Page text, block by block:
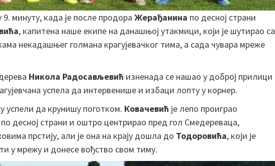
минуту, када је после продора Жерађанина по десној страни
, капитена наше екипе на данашњој утакмици, који је шутирао са
некадашњег голмана крагујевачког тима, а сада чувара мреже
Никола Радосављевић изненада се нашао у доброј прилици
успела да интервенише и избаци лопту у корнер.
успели да крунишу поготком. Ковачевић је лепо проиграо
десној страни и оштро центрирао пред гол Смедереваца,
прстију, али је она на крају дошла до Тодоровића, који је
у мрежу и донесе вођство свом тиму.